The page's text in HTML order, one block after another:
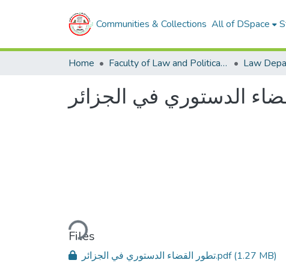
Communities & Collections All of DSpace
Home Faculty of Law and Political Sciences Law
الدستوري في الجزائر
Loading...
Files
تطور القضاء الدستوري في الجزائر.pdf(1.27 MB)